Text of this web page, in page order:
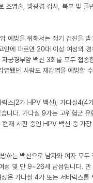
조영술, 방광경 검사, 복부 및 골
예방을 위해서는 정기 검진을 받
안에 따르면 20대 이상 여성의
궁경부암 백신 3회를 모두 접종
됐던 사람도 재감염을 예방할
릭스(2가 HPV 백신), 가다실4(4
니다. 가다실 9가는 고위험군 유
재 시판 중인 HPV 백신 중 가장
하는 백신으로 남자와 여자 모두
성 및 만 9~26세 남성입니다. 만
은 가다실 4가 또는 서바릭스를